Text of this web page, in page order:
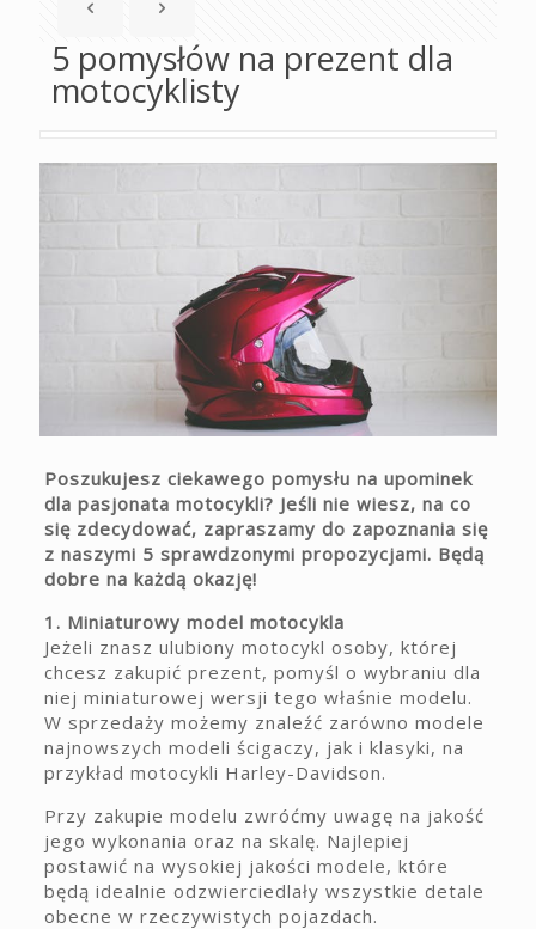
5 pomysłów na prezent dla
motocyklisty
Poszukujesz ciekawego pomysłu na upominek
dla pasjonata motocykli? Jeśli nie wiesz, na co
się zdecydować, zapraszamy do zapoznania się
z naszymi 5 sprawdzonymi propozycjami. Będą
dobre na każdą okazję!
1. Miniaturowy model motocykla
Jeżeli znasz ulubiony motocykl osoby, której
chcesz zakupić prezent, pomyśl o wybraniu dla
niej miniaturowej wersji tego właśnie modelu.
W sprzedaży możemy znaleźć zarówno modele
najnowszych modeli ścigaczy, jak i klasyki, na
przykład motocykli Harley-Davidson.
Przy zakupie modelu zwróćmy uwagę na jakość
jego wykonania oraz na skalę. Najlepiej
postawić na wysokiej jakości modele, które
będą idealnie odzwierciedlały wszystkie detale
obecne w rzeczywistych pojazdach.